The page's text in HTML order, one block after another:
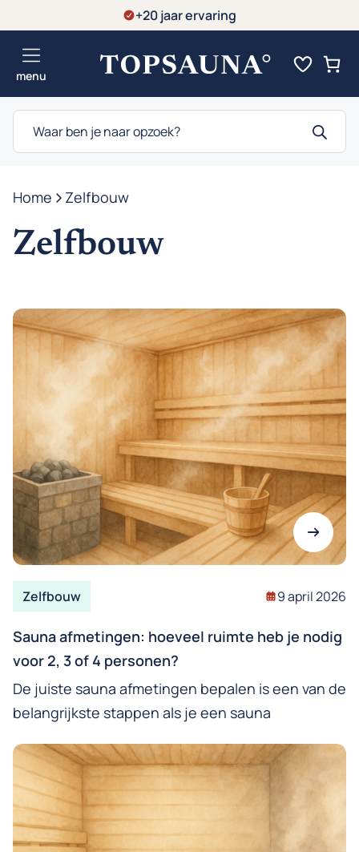
naar
inhoud
+20 jaar ervaring
menu
Producten
zoeken
Home - Zelfbouw
Zelfbouw
Zelfbouw 9 april 2026
Sauna afmetingen: hoeveel ruimte heb je nodig
voor 2, 3 of 4 personen?
De juiste sauna afmetingen bepalen is een van de
belangrijkste stappen als je een sauna